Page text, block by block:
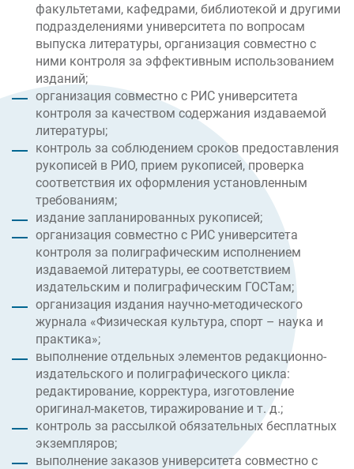
факультетами, кафедрами, библиотекой и другими
подразделениями университета по вопросам
выпуска литературы, организация совместно с
ними контроля за эффективным использованием
изданий;
организация совместно с РИС университета
контроля за качеством содержания издаваемой
литературы;
контроль за соблюдением сроков предоставления
рукописей в РИО, прием рукописей, проверка
соответствия их оформления установленным
требованиям;
издание запланированных рукописей;
организация совместно с РИС университета
контроля за полиграфическим исполнением
издаваемой литературы, ее соответствием
издательским и полиграфическим ГОСТам;
организация издания научно-методического
журнала «Физическая культура, спорт – наука и
практика»;
выполнение отдельных элементов редакционно-
издательского и полиграфического цикла:
редактирование, корректура, изготовление
оригинал-макетов, тиражирование и т. д.;
контроль за рассылкой обязательных бесплатных
экземпляров;
выполнение заказов университета совместно с